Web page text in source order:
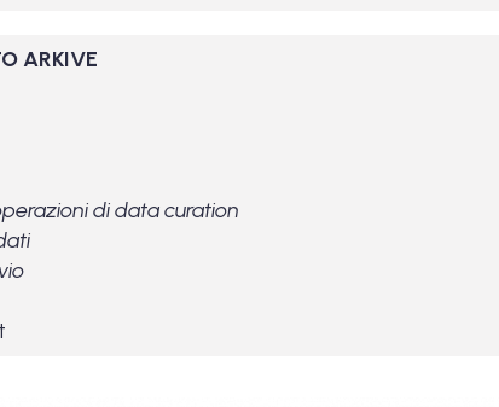
ARKIVE
di data curation